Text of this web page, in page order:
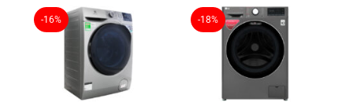
Công suất tiêu
thụ
Chức năng
Kích thước
515 x 260 x 250 mm
Trọng lượng
Các tính năng
3 đèn hồng ngoại, Đui sứ dài, dây chịu nhiệt,
-16% -18%